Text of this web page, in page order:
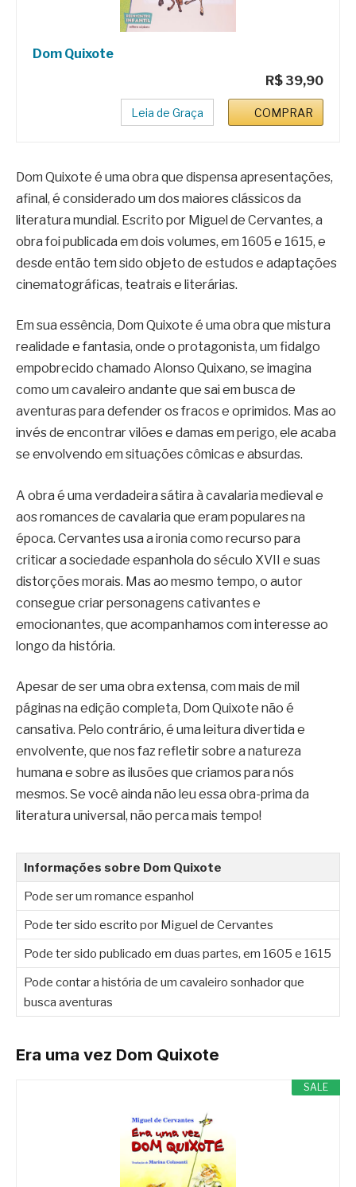
Dom Quixote
R$ 39,90
Leia de Graça COMPRAR
Dom Quixote é uma obra que dispensa apresentações,
afinal, é considerado um dos maiores clássicos da
literatura mundial. Escrito por Miguel de Cervantes, a
obra foi publicada em dois volumes, em 1605 e 1615, e
desde então tem sido objeto de estudos e adaptações
cinematográficas, teatrais e literárias.
Em sua essência, Dom Quixote é uma obra que mistura
realidade e fantasia, onde o protagonista, um fidalgo
empobrecido chamado Alonso Quixano, se imagina
como um cavaleiro andante que sai em busca de
aventuras para defender os fracos e oprimidos. Mas ao
invés de encontrar vilões e damas em perigo, ele acaba
se envolvendo em situações cômicas e absurdas.
A obra é uma verdadeira sátira à cavalaria medieval e
aos romances de cavalaria que eram populares na
época. Cervantes usa a ironia como recurso para
criticar a sociedade espanhola do século XVII e suas
distorções morais. Mas ao mesmo tempo, o autor
consegue criar personagens cativantes e
emocionantes, que acompanhamos com interesse ao
longo da história.
Apesar de ser uma obra extensa, com mais de mil
páginas na edição completa, Dom Quixote não é
cansativa. Pelo contrário, é uma leitura divertida e
envolvente, que nos faz refletir sobre a natureza
humana e sobre as ilusões que criamos para nós
mesmos. Se você ainda não leu essa obra-prima da
literatura universal, não perca mais tempo!
Informações sobre Dom Quixote
Pode ser um romance espanhol
Pode ter sido escrito por Miguel de Cervantes
Pode ter sido publicado em duas partes, em 1605 e 1615
Pode contar a história de um cavaleiro sonhador que
busca aventuras
Era uma vez Dom Quixote
SALE